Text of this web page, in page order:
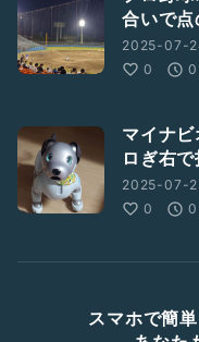
合いで
2025-07-
0
マイナ
ロぎ右
2025-07-
0
スマホで簡